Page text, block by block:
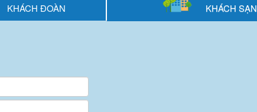
KHÁCH ĐOÀN
KHÁCH SẠN